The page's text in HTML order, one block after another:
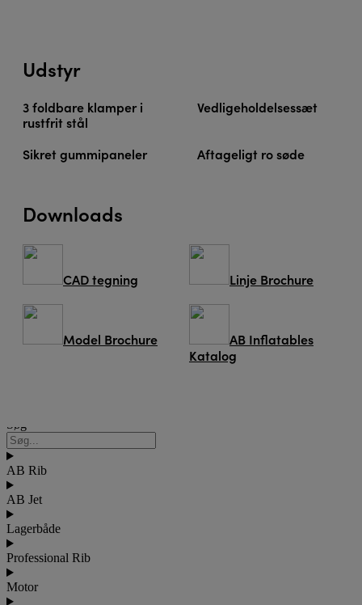
Udstyr
3 foldbare klamper i
rustfrit stål
Vedligeholdelsessæt
Sikret gummipaneler Aftageligt ro søde
Downloads
CAD tegning Linje Brochure
Model Brochure
AB Inflatables
Katalog
Søg
AB Rib
AB Jet
Lagerbåde
Professional Rib
Motor